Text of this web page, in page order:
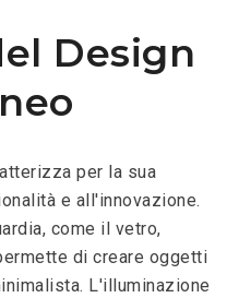
Design
per la sua
e all'innovazione.
come il vetro,
di creare oggetti
L'illuminazione